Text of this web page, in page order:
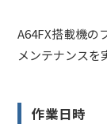
A64FX搭載機の
メンテナンスを
作業日時